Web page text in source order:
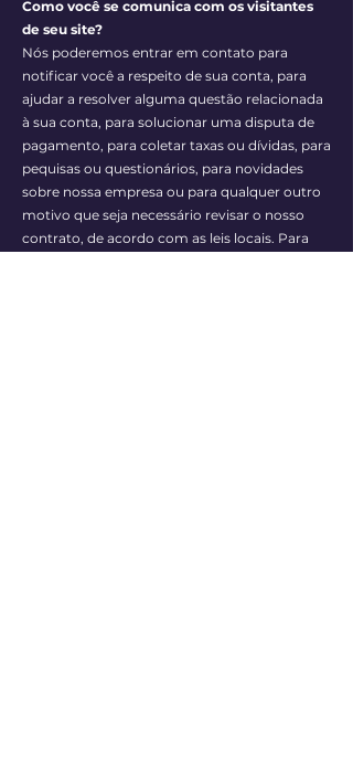
Como você se comunica com os visitantes
de seu site?
Nós poderemos entrar em contato para
notificar você a respeito de sua conta, para
ajudar a resolver alguma questão relacionada
à sua conta, para solucionar uma disputa de
pagamento, para coletar taxas ou dívidas, para
pequisas ou questionários, para novidades
sobre nossa empresa ou para qualquer outro
motivo que seja necessário revisar o nosso
contrato, de acordo com as leis locais. Para